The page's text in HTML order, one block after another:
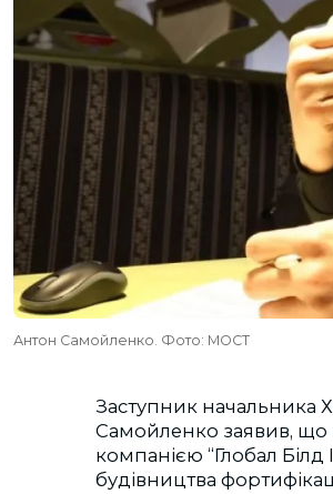
Антон Самойленко. Фото: МОСТ
Заступник начальника
Самойленко заявив, що
компанією “Глобал
будівництва